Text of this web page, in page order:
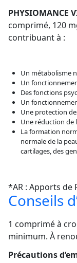
PHYSIOMANCE
comprimé, 120
contribuant à :
Un métabolisme
Un
Des fonctions
Un
Une protection
Une réduction de
La formation
normale de la
cartilages, des
*AR : Apports de
Conseils
1 comprimé à
minimum. À
Précautions